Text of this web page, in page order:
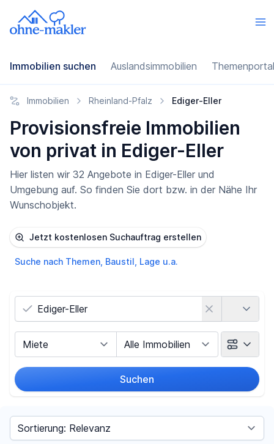
Immobilien suchen Auslandsimmobilien
Immobilien Rheinland-Pfalz Ediger-Eller
Provisionsfreie Immobilien
von privat in Ediger-Eller
Hier listen wir 32 Angebote in Ediger-Eller und
Umgebung auf. So finden Sie dort bzw. in der Nähe Ihr
Wunschobjekt.
Jetzt kostenlosen Suchauftrag erstellen
Suche nach Themen, Baustil, Lage u.a.
Suchen
Sortieren nach